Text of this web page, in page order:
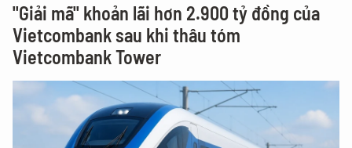
"Giải mã" khoản lãi hơn 2.900 tỷ đồng của
Vietcombank sau khi thâu tóm
Vietcombank Tower